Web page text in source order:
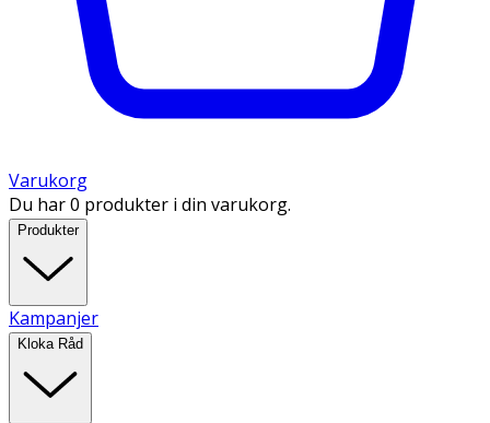
Varukorg
Du har 0 produkter i din varukorg.
Produkter
Kampanjer
Kloka Råd